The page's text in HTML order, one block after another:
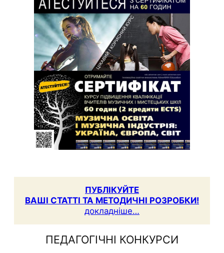
ПУБЛІКУЙТЕ
ВАШІ СТАТТІ ТА МЕТОДИЧНІ РОЗРОБКИ!
докладніше…
ПЕДАГОГІЧНІ КОНКУРСИ